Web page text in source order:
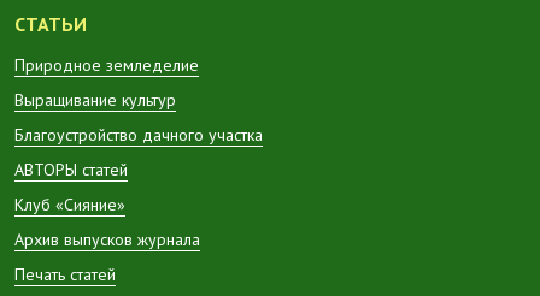
СТАТЬИ
Природное земледелие
Выращивание культур
Благоустройство дачного участка
АВТОРЫ статей
Клуб «Сияние»
Архив выпусков журнала
Печать статей